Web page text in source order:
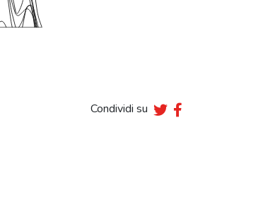
Condividi su